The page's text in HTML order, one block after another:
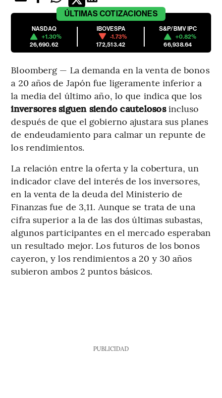
ÚLTIMAS COTIZACIONES
NASDAQ
+1.30%
26,690.62
IBOVESPA
-1.73%
172,513.42
S&P/BMV IPC
+0.82%
66,938.64
Bloomberg — La demanda en la venta de bonos
a 20 años de Japón fue ligeramente inferior a
la media del último año, lo que indica que los
inversores siguen siendo cautelososincluso
después de que el gobierno ajustara sus planes
de endeudamiento para calmar un repunte de
los rendimientos.
La relación entre la oferta y la cobertura, un
indicador clave del interés de los inversores,
en la venta de la deuda del Ministerio de
Finanzas fue de 3,11. Aunque se trata de una
cifra superior a la de las dos últimas subastas,
algunos participantes en el mercado esperaban
un resultado mejor. Los futuros de los bonos
cayeron, y los rendimientos a 20 y 30 años
subieron ambos 2 puntos básicos.
PUBLICIDAD